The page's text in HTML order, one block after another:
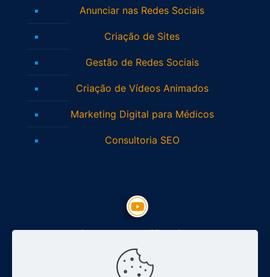
Anunciar nas Redes Sociais
Criação de Sites
Gestão de Redes Sociais
Criação de Vídeos Animados
Marketing Digital para Médicos
Consultoria SEO
Inscreva-se no Youtube